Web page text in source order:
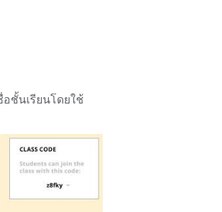
ชั้นเรียนโดยใช้